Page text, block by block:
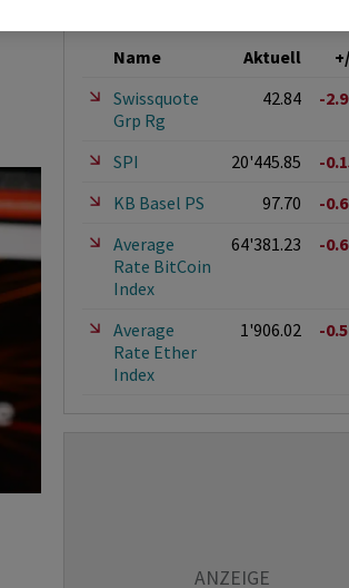
Name Aktuell
Swissquote
Grp Rg
42.84 -
SPI 20'445.85
-
KB Basel PS
97.70
-
Average
Rate BitCoin
Index
64'381.23 -
Average
Rate Ether
Index
1'906.02 -